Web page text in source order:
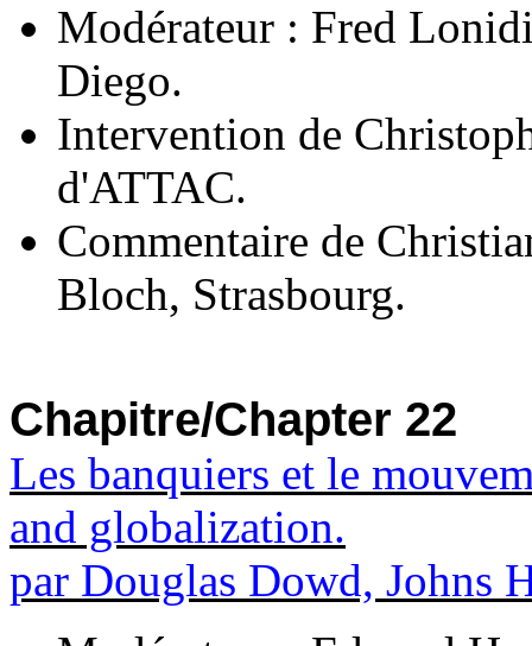
Modérateur : Fred
Diego.
Intervention de
d'ATTAC.
Commentaire de
Bloch, Strasbourg.
Chapitre/Chapter 22
Les banquiers et le
and globalization.
par Douglas Dowd, Johns